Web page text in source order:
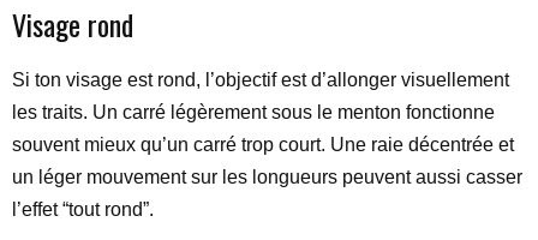
Visage rond
Si ton visage est rond, l’objectif est d’allonger visuellement
les traits. Un carré légèrement sous le menton fonctionne
souvent mieux qu’un carré trop court. Une raie décentrée et
un léger mouvement sur les longueurs peuvent aussi casser
l’effet “tout rond”.